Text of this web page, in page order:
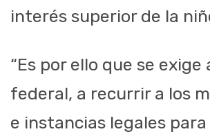
interés superior de la
“Es por ello que se exige
federal, a recurrir a los
e instancias legales